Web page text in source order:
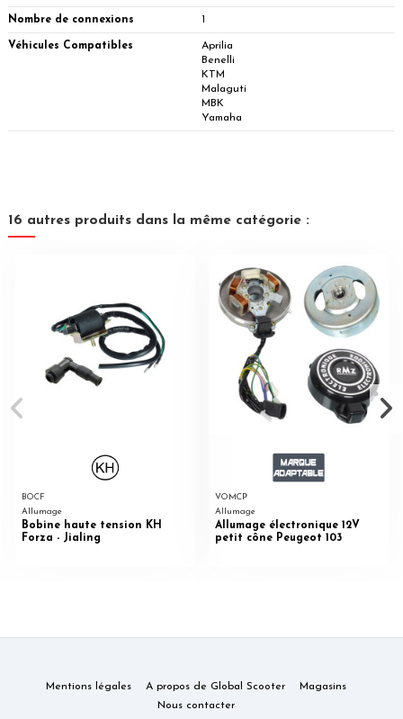
Nombre de connexions 1
Véhicules Compatibles
Aprilia
Benelli
KTM
Malaguti
MBK
Yamaha
16 autres produits dans la même catégorie :
BOCF
Allumage
Bobine haute tension KH
Forza - Jialing
VOMCP
Allumage
Allumage électronique 12V
petit cône Peugeot 103
Mentions légales A propos de Global Scooter
Magasins
Nous contacter